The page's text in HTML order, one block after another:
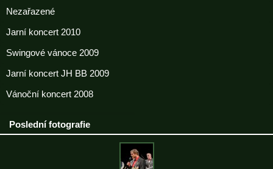
Nezařazené
Jarní koncert 2010
Swingové vánoce 2009
Jarní koncert JH BB 2009
Vánoční koncert 2008
Poslední fotografie